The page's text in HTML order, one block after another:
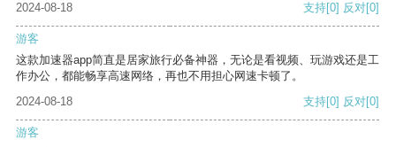
2024-08-18
支持[0] 反对[0]
游客
这款加速器app简直是居家旅行必备神器，无论是看视频、玩游戏还是工
作办公，都能畅享高速网络，再也不用担心网速卡顿了。
2024-08-18
支持[0] 反对[0]
游客